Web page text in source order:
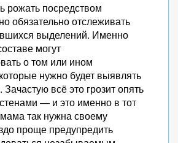
рожать посредством
обязательно отслеживать
выделений. Именно
могут
о том или ином
нужно будет выявлять
Зачастую всё это грозит опять
— и это именно в тот
так нужна своему
проще предупредить